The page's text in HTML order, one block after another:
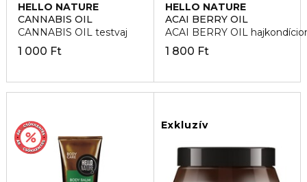
HELLO NATURE
CANNABIS OIL
CANNABIS OIL testvaj
1 000 Ft
HELLO NATURE
ACAI BERRY OIL
ACAI BERRY OIL
1 800 Ft
Exkluzív